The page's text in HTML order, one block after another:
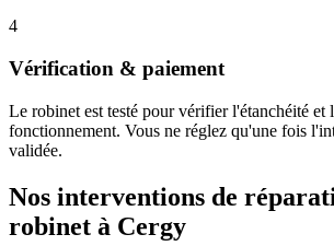
4
Vérification & paiement
Le robinet est testé pour vérifier l'étanchéité et
fonctionnement. Vous ne réglez qu'une fois
validée.
Nos interventions de
robinet à Cergy